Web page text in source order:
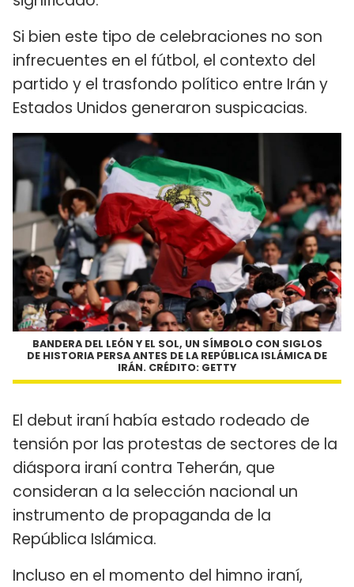
Si bien este tipo de celebraciones no son
infrecuentes en el fútbol, ​​el contexto del
partido y el trasfondo político entre Irán y
Estados Unidos generaron suspicacias.
BANDERA DEL LEÓN Y EL SOL, UN SÍMBOLO CON SIGLOS
DE HISTORIA PERSA ANTES DE LA REPÚBLICA ISLÁMICA DE
IRÁN. CRÉDITO: GETTY
El debut iraní había estado rodeado de
tensión por las protestas de sectores de la
diáspora iraní contra Teherán, que
consideran a la selección nacional un
instrumento de propaganda de la
República Islámica.
Incluso en el momento del himno iraní,